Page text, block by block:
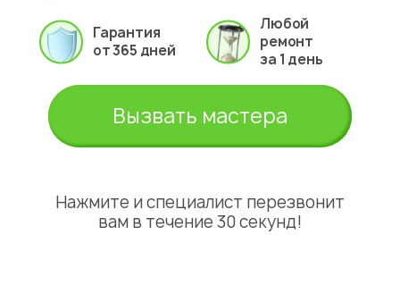
Гарантия
от 365 дней
Любой
ремонт
за 1 день
Вызвать мастера
Нажмите и специалист перезвонит
вам в течение 30 секунд!